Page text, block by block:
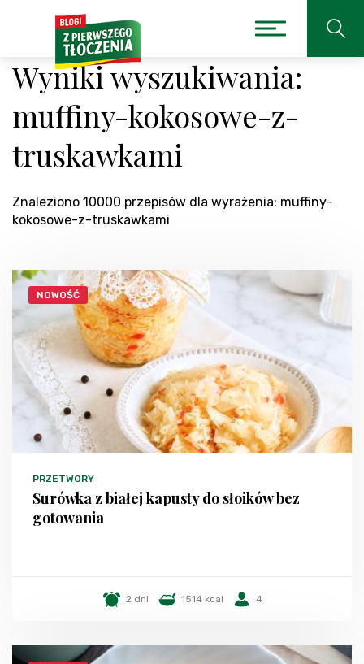
Wyniki wyszukiwania:
muffiny-kokosowe-z-
truskawkami
Znaleziono 10000 przepisów dla wyrażenia: muffiny-
kokosowe-z-truskawkami
NOWOŚĆ
PRZETWORY
Surówka z białej kapusty do słoików bez
gotowania
2 dni 1514 kcal 4